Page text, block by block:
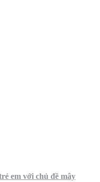
em với chủ đề mây